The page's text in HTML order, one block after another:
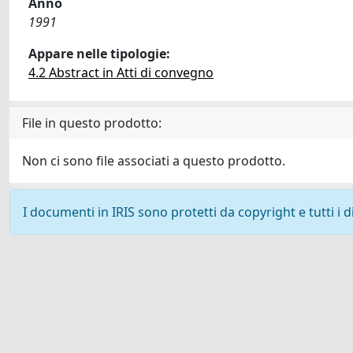
1991
Appare nelle tipologie:
4.2 Abstract in Atti di convegno
File in questo prodotto:
Non ci sono file associati a questo prodotto.
I documenti in IRIS sono protetti da copyright e tutti i